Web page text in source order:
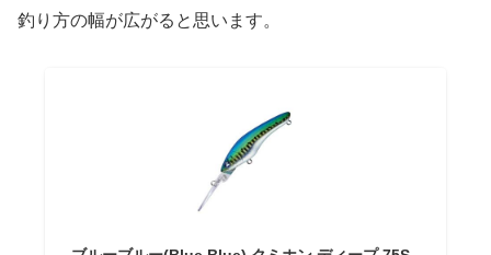
釣り方の幅が広がると思います。